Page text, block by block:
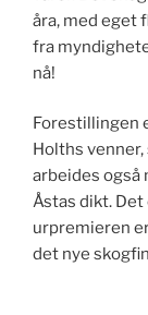
åra, med eget
fra
nå!
Forestillingen
Holths
arbeides også
Åstas dikt.
urpremieren
det nye